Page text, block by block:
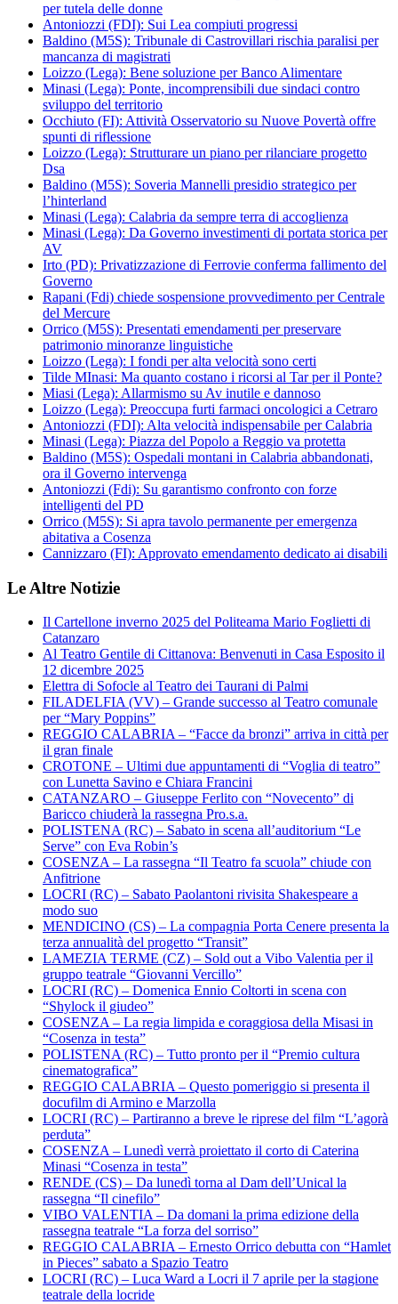
per tutela delle donne
Antoniozzi (FDI): Sui Lea compiuti progressi
Baldino (M5S): Tribunale di Castrovillari rischia paralisi per
mancanza di magistrati
Loizzo (Lega): Bene soluzione per Banco Alimentare
Minasi (Lega): Ponte, incomprensibili due sindaci contro
sviluppo del territorio
Occhiuto (FI): Attività Osservatorio su Nuove Povertà offre
spunti di riflessione
Loizzo (Lega): Strutturare un piano per rilanciare progetto
Dsa
Baldino (M5S): Soveria Mannelli presidio strategico per
l’hinterland
Minasi (Lega): Calabria da sempre terra di accoglienza
Minasi (Lega): Da Governo investimenti di portata storica per
AV
Irto (PD): Privatizzazione di Ferrovie conferma fallimento del
Governo
Rapani (Fdi) chiede sospensione provvedimento per Centrale
del Mercure
Orrico (M5S): Presentati emendamenti per preservare
patrimonio minoranze linguistiche
Loizzo (Lega): I fondi per alta velocità sono certi
Tilde MInasi: Ma quanto costano i ricorsi al Tar per il Ponte?
Miasi (Lega): Allarmismo su Av inutile e dannoso
Loizzo (Lega): Preoccupa furti farmaci oncologici a Cetraro
Antoniozzi (FDI): Alta velocità indispensabile per Calabria
Minasi (Lega): Piazza del Popolo a Reggio va protetta
Baldino (M5S): Ospedali montani in Calabria abbandonati,
ora il Governo intervenga
Antoniozzi (Fdi): Su garantismo confronto con forze
intelligenti del PD
Orrico (M5S): Si apra tavolo permanente per emergenza
abitativa a Cosenza
Cannizzaro (FI): Approvato emendamento dedicato ai disabili
Le Altre Notizie
Il Cartellone inverno 2025 del Politeama Mario Foglietti di
Catanzaro
Al Teatro Gentile di Cittanova: Benvenuti in Casa Esposito il
12 dicembre 2025
Elettra di Sofocle al Teatro dei Taurani di Palmi
FILADELFIA (VV) – Grande successo al Teatro comunale
per “Mary Poppins”
REGGIO CALABRIA – “Facce da bronzi” arriva in città per
il gran finale
CROTONE – Ultimi due appuntamenti di “Voglia di teatro”
con Lunetta Savino e Chiara Francini
CATANZARO – Giuseppe Ferlito con “Novecento” di
Baricco chiuderà la rassegna Pro.s.a.
POLISTENA (RC) – Sabato in scena all’auditorium “Le
Serve” con Eva Robin’s
COSENZA – La rassegna “Il Teatro fa scuola” chiude con
Anfitrione
LOCRI (RC) – Sabato Paolantoni rivisita Shakespeare a
modo suo
MENDICINO (CS) – La compagnia Porta Cenere presenta la
terza annualità del progetto “Transit”
LAMEZIA TERME (CZ) – Sold out a Vibo Valentia per il
gruppo teatrale “Giovanni Vercillo”
LOCRI (RC) – Domenica Ennio Coltorti in scena con
“Shylock il giudeo”
COSENZA – La regia limpida e coraggiosa della Misasi in
“Cosenza in testa”
POLISTENA (RC) – Tutto pronto per il “Premio cultura
cinematografica”
REGGIO CALABRIA – Questo pomeriggio si presenta il
docufilm di Armino e Marzolla
LOCRI (RC) – Partiranno a breve le riprese del film “L’agorà
perduta”
COSENZA – Lunedì verrà proiettato il corto di Caterina
Minasi “Cosenza in testa”
RENDE (CS) – Da lunedì torna al Dam dell’Unical la
rassegna “Il cinefilo”
VIBO VALENTIA – Da domani la prima edizione della
rassegna teatrale “La forza del sorriso”
REGGIO CALABRIA – Ernesto Orrico debutta con “Hamlet
in Pieces” sabato a Spazio Teatro
LOCRI (RC) – Luca Ward a Locri il 7 aprile per la stagione
teatrale della locride